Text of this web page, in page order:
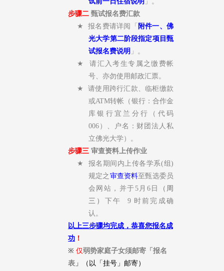
步骤二 甄试报名费汇款
★
报名费请详阅「 附件一、佛
光大学第二阶段指定项目甄
试报名费说明 」。
★
请汇入考生专属之缴费帐
号、亦勿使用邮政汇票。
★
请使用跨行汇款、临柜缴款
或ATM转帐（银行：合作金
库银行宜兰分行（代码
006 ）、户名：财团法人私
立佛光大学）。
步骤三 审查资料上传作业
★
报名期间内上传各学系(组)
规定之 审查资料至甄选委员
会网站，并于5月6日
（周
三） 下午 9 时前完成确
认。
以上三步骤均完成，恭喜您报名成
功 ！
※ 仅弱势家庭子女须邮寄「报名
表」
（以「挂号」邮寄）